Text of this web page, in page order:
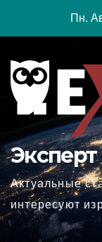
Пн.
Эксперт
Актуальные
интересуют